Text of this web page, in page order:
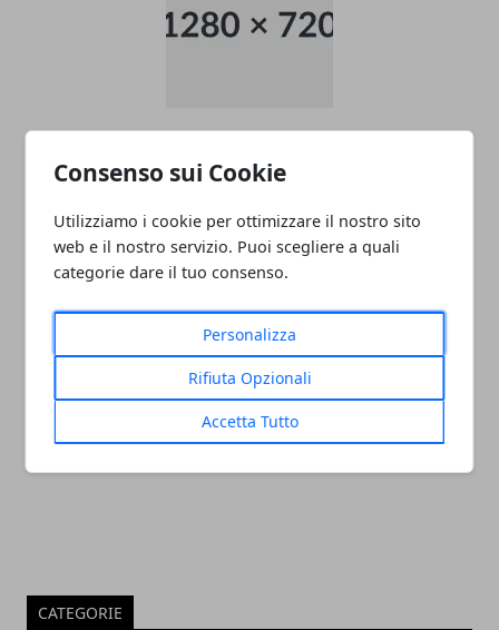
Consenso sui Cookie
Utilizziamo i cookie per ottimizzare il nostro sito
web e il nostro servizio. Puoi scegliere a quali
categorie dare il tuo consenso.
Personalizza
Rifiuta Opzionali
Accetta Tutto
data entry
05/11/2024
PULITORE COORDINATORE
CATEGORIE